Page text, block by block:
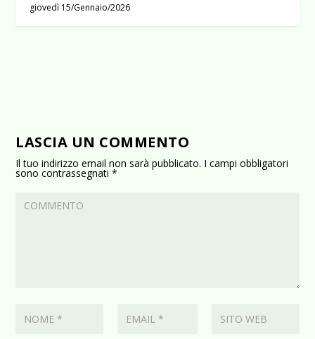
giovedì 15/Gennaio/2026
LASCIA UN COMMENTO
Il tuo indirizzo email non sarà pubblicato. I campi obbligatori
sono contrassegnati*